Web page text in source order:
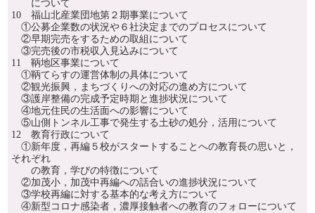
について
10 福山北産業団地第２期事業について
①公募企業数の状況や６社決定までのプロセスについて
②早期完売をするための取組について
③完売後の市税収入見込みについて
11 鞆地区事業について
①鞆てらすの運営体制の具体について
②観光振興，まちづくりへの対応の進め方について
③護岸整備の完成予定時期と進捗状況について
④地元住民の生活面への影響について
⑤山側トンネル工事で発生する土砂の処分，活用について
12 教育行政について
①新年度，再編５校がスタートすることへの教育長の思いと，
それぞれ
の教育，学びの特徴について
②加茂小，加茂中再編への話合いの進捗状況について
③学校再編に対する基本的な考え方について
④新型コロナ感染者，濃厚接触者への教育のフォローについて